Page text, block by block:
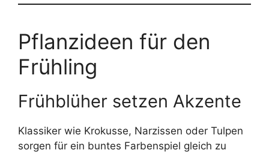
Pflanzideen für den
Frühling
Frühblüher setzen Akzente
Klassiker wie Krokusse, Narzissen oder Tulpen
sorgen für ein buntes Farbenspiel gleich zu